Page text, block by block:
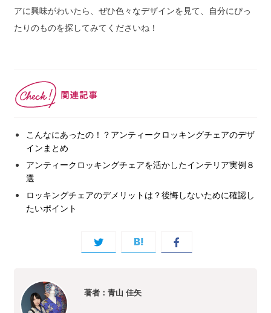
アに興味がわいたら、ぜひ色々なデザインを見て、自分にぴっ
たりのものを探してみてくださいね！
こんなにあったの！？アンティークロッキングチェアのデザ
インまとめ
アンティークロッキングチェアを活かしたインテリア実例８
選
ロッキングチェアのデメリットは？後悔しないために確認し
たいポイント
著者：青山 佳矢